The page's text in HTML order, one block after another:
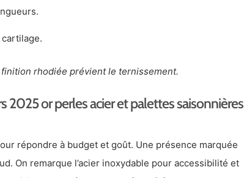
finition rhodiée prévient le ternissement.
2025 or perles acier et palettes saisonnières
répondre à budget et goût. Une présence marquée
On remarque l’acier inoxydable pour accessibilité et